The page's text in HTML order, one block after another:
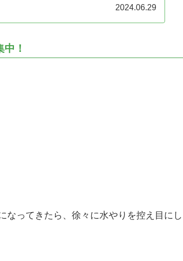
2024.06.29
！
なってきたら、徐々に水やりを控え目にし